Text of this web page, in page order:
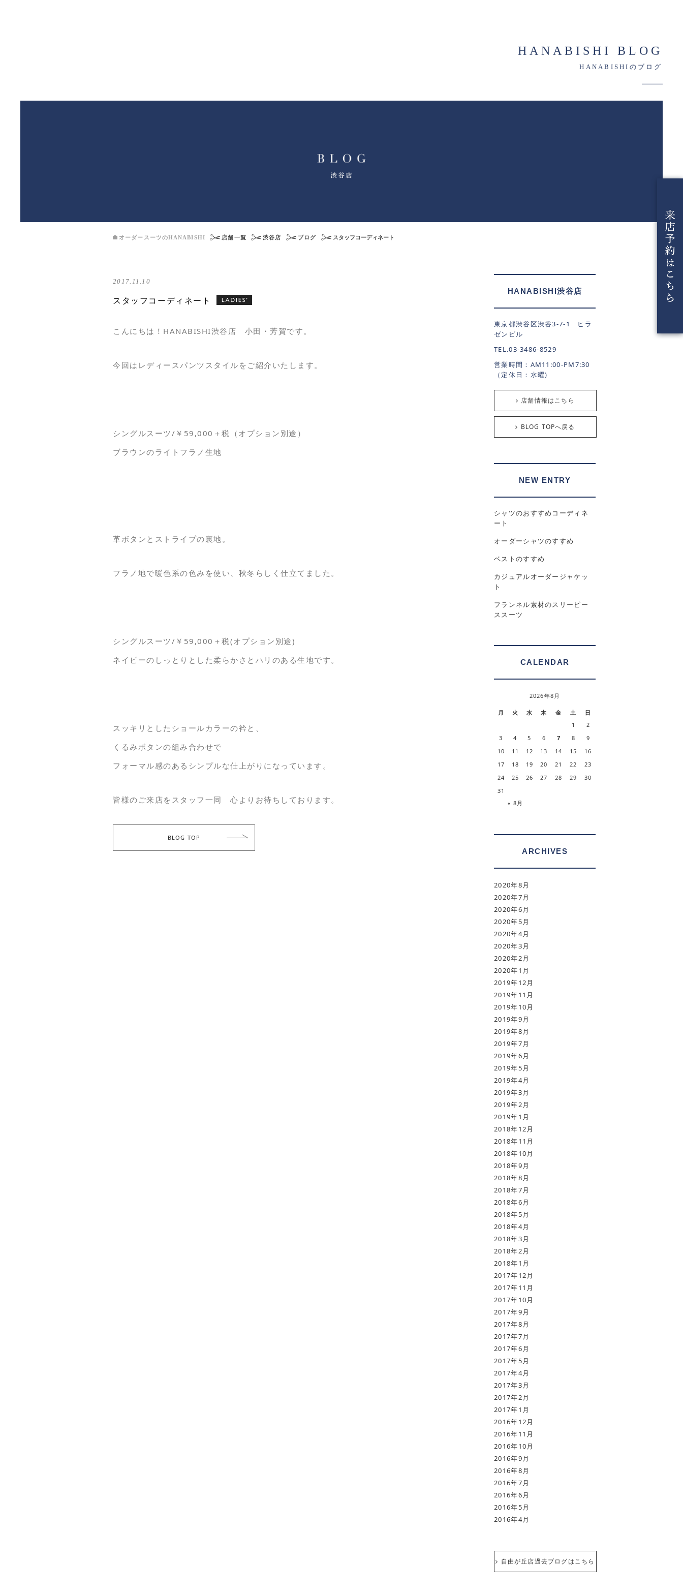
HANABISHI BLOG
HANABISHIのブログ
オーダースーツのHANABISHI 店舗一覧 渋谷店 ブログ スタッフコーディネート
2017.11.10
スタッフコーディネート
こんにちは！HANABISHI渋谷店 小田・芳賀です。
今回はレディースパンツスタイルをご紹介いたします。
シングルスーツ/￥59,000＋税（オプション別途）
ブラウンのライトフラノ生地
革ボタンとストライプの裏地。
フラノ地で暖色系の色みを使い、秋冬らしく仕立てました。
シングルスーツ/￥59,000＋税(オプション別途)
ネイビーのしっとりとした柔らかさとハリのある生地です。
スッキリとしたショールカラーの衿と、
くるみボタンの組み合わせで
フォーマル感のあるシンプルな仕上がりになっています。
皆様のご来店をスタッフ一同 心よりお待ちしております。
BLOG TOP
HANABISHI渋谷店
東京都渋谷区渋谷3-7-1 ヒラ
ゼンビル
TEL.03-3486-8529
営業時間：AM11:00-PM7:30
（定休日：水曜)
店舗情報はこちら
BLOG TOPへ戻る
NEW ENTRY
シャツのおすすめコーディネ
ート
オーダーシャツのすすめ
ベストのすすめ
カジュアルオーダージャケッ
ト
フランネル素材のスリーピー
ススーツ
CALENDAR
2026年8月
月 火 水 木 金 土 日
« 8月
1
2
3
4 5 6 7 8
9
10
11 12 13 14 15
16
17
18 19 20 21 22
23
24
25 26 27 28 29
30
31
ARCHIVES
2020年8月
2020年7月
2020年6月
2020年5月
2020年4月
2020年3月
2020年2月
2020年1月
2019年12月
2019年11月
2019年10月
2019年9月
2019年8月
2019年7月
2019年6月
2019年5月
2019年4月
2019年3月
2019年2月
2019年1月
2018年12月
2018年11月
2018年10月
2018年9月
2018年8月
2018年7月
2018年6月
2018年5月
2018年4月
2018年3月
2018年2月
2018年1月
2017年12月
2017年11月
2017年10月
2017年9月
2017年8月
2017年7月
2017年6月
2017年5月
2017年4月
2017年3月
2017年2月
2017年1月
2016年12月
2016年11月
2016年10月
2016年9月
2016年8月
2016年7月
2016年6月
2016年5月
2016年4月
自由が丘店過去ブログはこちら